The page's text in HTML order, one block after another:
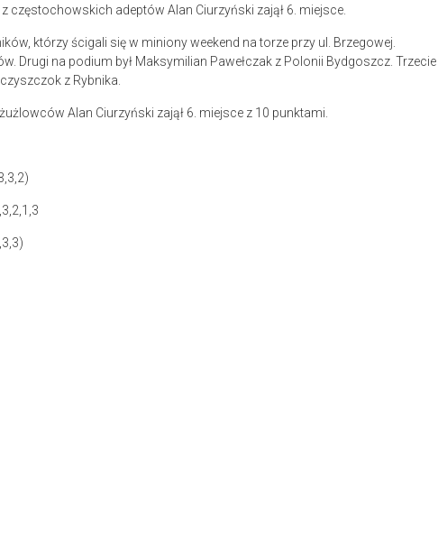
częstochowskich adeptów Alan Ciurzyński zajął 6. miejsce.
którzy ścigali się w miniony weekend na torze przy ul. Brzegowej.
Drugi na podium był Maksymilian Pawełczak z Polonii Bydgoszcz. Trzecie
z Rybnika.
Alan Ciurzyński zajął 6. miejsce z 10 punktami.